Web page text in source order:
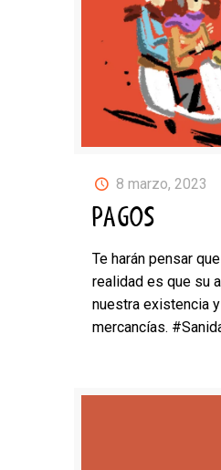
8 marzo, 2023
PAGOS
Te harán pensar
realidad es que su
nuestra existencia
mercancías.